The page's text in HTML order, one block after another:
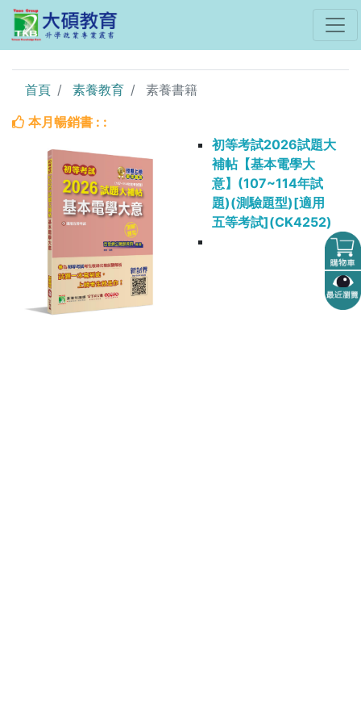
首頁 素養教育
素養書籍
本月暢銷書 : :
初等考試2026試題大
補帖【基本電學大
意】(107~114年試
題)(測驗題型)[適用
五等考試](CK4252)